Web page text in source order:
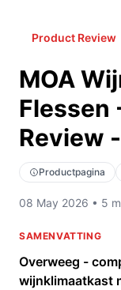
Product Review
MOA
Flessen
Review -
Productpagina
08 May 2026 • 5
SAMENVATTING
Overweeg -
wijnklimaatkast